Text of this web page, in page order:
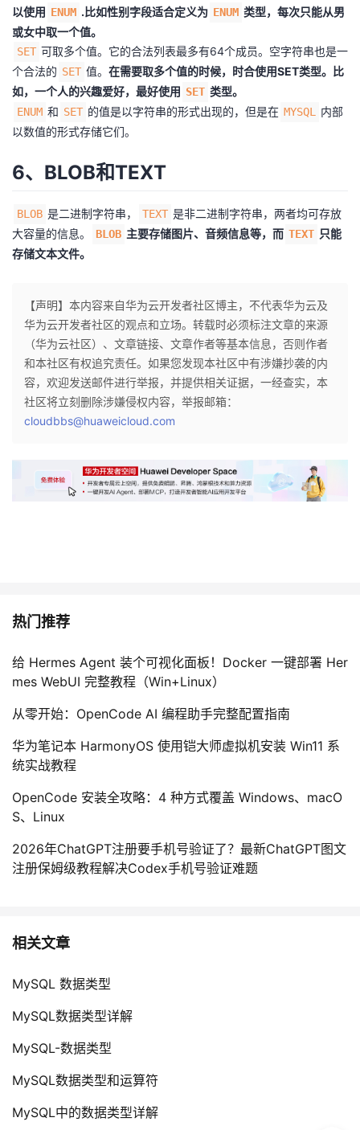
程
认
证
的
实
我
的
藏
支
持
声
建
议
以使用 ENUM .比如性别字段适合定义为 ENUM 类型，每次只能从男
或女中取一个值。
SET 可取多个值。它的合法列表最多有64个成员。空字符串也是一
个合法的 SET 值。 在需要取多个值的时候，时合使用SET类型。比
如，一个人的兴趣爱好，最好使用 SET 类型。
ENUM 和 SET 的值是以字符串的形式出现的，但是在 MYSQL
内部
以数值的形式存储它们。
6、BLOB和TEXT
BLOB 是二进制字符串， TEXT 是非二进制字符串，两者均可存放
大容量的信息。
BLOB 主要存储图片、音频信息等，而 TEXT 只能
存储文本文件。
【声明】本内容来自华为云开发者社区博主，不代表华为云及
华为云开发者社区的观点和立场。转载时必须标注文章的来源
（华为云社区）、文章链接、文章作者等基本信息，否则作者
和本社区有权追究责任。如果您发现本社区中有涉嫌抄袭的内
容，欢迎发送邮件进行举报，并提供相关证据，一经查实，本
社区将立刻删除涉嫌侵权内容，举报邮箱：
cloudbbs@huaweicloud.com
热门推荐
给 Hermes Agent 装个可视化面板！Docker 一键部署 Her
mes WebUI 完整教程（Win+Linux）
从零开始：OpenCode AI 编程助手完整配置指南
华为笔记本 HarmonyOS 使用铠大师虚拟机安装 Win11 系
统实战教程
OpenCode 安装全攻略：4 种方式覆盖 Windows、macO
S、Linux
2026年ChatGPT注册要手机号验证了？最新ChatGPT图文
注册保姆级教程解决Codex手机号验证难题
相关文章
MySQL 数据类型
MySQL数据类型详解
MySQL-数据类型
MySQL数据类型和运算符
MySQL中的数据类型详解